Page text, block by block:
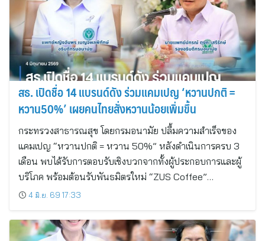
สธ. เปิดชื่อ 14 แบรนด์ดัง ร่วมแคมเปญ ‘หวานปกติ =
หวาน50%’ เผยคนไทยสั่งหวานน้อยเพิ่มขึ้น
กระทรวงสาธารณสุข โดยกรมอนามัย ปลื้มความสำเร็จของ
แคมเปญ “หวานปกติ = หวาน 50%” หลังดำเนินการครบ 3
เดือน พบได้รับการตอบรับเชิงบวกจากทั้งผู้ประกอบการและผู้
บริโภค พร้อมต้อนรับพันธมิตรใหม่ “ZUS Coffee”…
4 มิ.ย. 69 17:33